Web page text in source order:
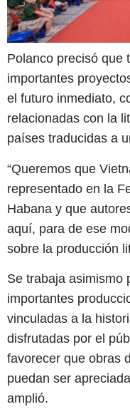
Polanco precisó que
importantes
el futuro inmediato,
relacionadas con la
países traducidas a
“Queremos que
representado en la
Habana y que
aquí, para de ese
sobre la producción
Se trabaja asimismo
importantes
vinculadas a la
disfrutadas por el
favorecer que obras
puedan ser
amplió.